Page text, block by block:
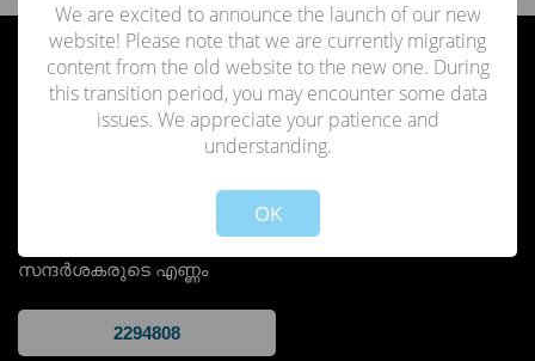
ഞങ്ങളേക്കുറിച്ച്
1986-ൽ സൊസൈറ്റീസ് ആക്ട് പ്രകാരം സ്ഥാപിതമായ ഒരു സ്വയംഭരണ സ്ഥാപനമാണ്,
ഇപ്പോൾ വൈദ്യുതി വകുപ്പിന് കീഴിൽ പ്രവർത്തിക്കുന്ന കേരള സർക്കാർ;
സന്ദർശകരുടെ എണ്ണം
We are excited to announce the launch of our new
website! Please note that we are currently migrating
content from the old website to the new one. During
this transition period, you may encounter some data
issues. We appreciate your patience and
understanding.
OK